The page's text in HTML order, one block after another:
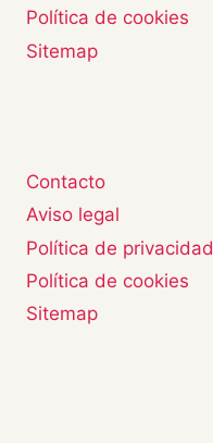
Política de cookies
Sitemap
Contacto
Aviso legal
Política de privacidad
Política de cookies
Sitemap